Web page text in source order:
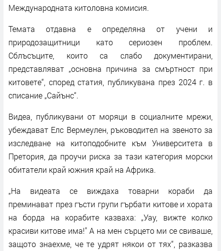
Международната китоловна комисия.
Темата отдавна е определяна от учени и
природозащитници като сериозен проблем.
Сблъсъците, които са слабо документирани,
представляват „основна причина за смъртност при
китовете“, според статия, публикувана през 2024 г. в
списание „Сайънс“.
Видеа, публикувани от моряци в социалните мрежи,
убеждават Елс Вермеулен, ръководител на звеното за
изследване на китоподобните към Университета в
Претория, да проучи риска за тази категория морски
обитатели край южния край на Африка.
„На видеата се виждаха товарни кораби да
преминават през гъсти групи гърбати китове и хората
на борда на корабите казваха: „Уау, вижте колко
красиви китове има!" А на мен сърцето ми се свиваше,
защото знаехме, че те удрят някои от тях“, разказва